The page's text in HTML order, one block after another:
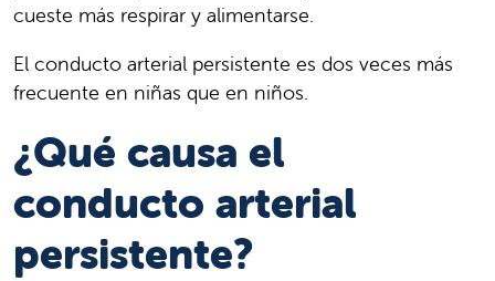
cueste más respirar y alimentarse.
El conducto arterial persistente es dos veces más
frecuente en niñas que en niños.
¿Qué causa el
conducto arterial
persistente?